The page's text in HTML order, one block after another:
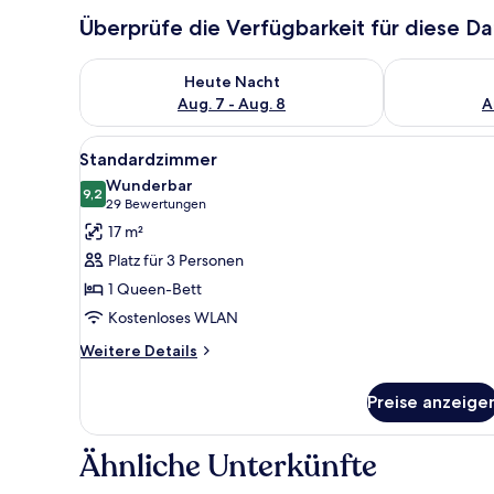
Überprüfe die Verfügbarkeit für diese
Heute Nacht
Aug. 7 - Aug. 8
Überprüfe die Verfügbarkeit für heute Nacht, Aug. 7
Überprüfe
Alle
Fotos
für
Standardzimmer
anzeigen
Ein Schlafzimmer mit
21
Standardzimmer
9,29,2 von 10
Wunderbar
29 Bewertungen
(29
Bewertungen)
17 m²
Platz für 3 Personen
1 Queen-Bett
Kostenloses WLAN
Weitere Details
Weitere
Preise
Ähnliche Unterkünfte